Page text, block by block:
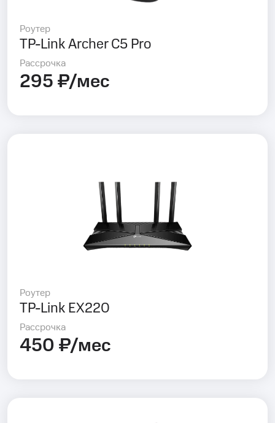
Роутер
TP-Link Archer C5 Pro
Рассрочка
295 ₽/мес
Роутер
TP-Link EX220
Рассрочка
450 ₽/мес